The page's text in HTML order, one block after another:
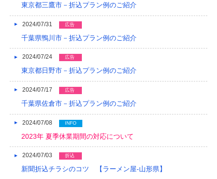
東京都三鷹市－折込プラン例のご紹介
2024/07/31 広告
千葉県鴨川市－折込プラン例のご紹介
2024/07/24 広告
東京都日野市－折込プラン例のご紹介
2024/07/17 広告
千葉県佐倉市－折込プラン例のご紹介
2024/07/08 INFO
2023年 夏季休業期間の対応について
2024/07/03 折込
新聞折込チラシのコツ 【ラーメン屋-山形県】